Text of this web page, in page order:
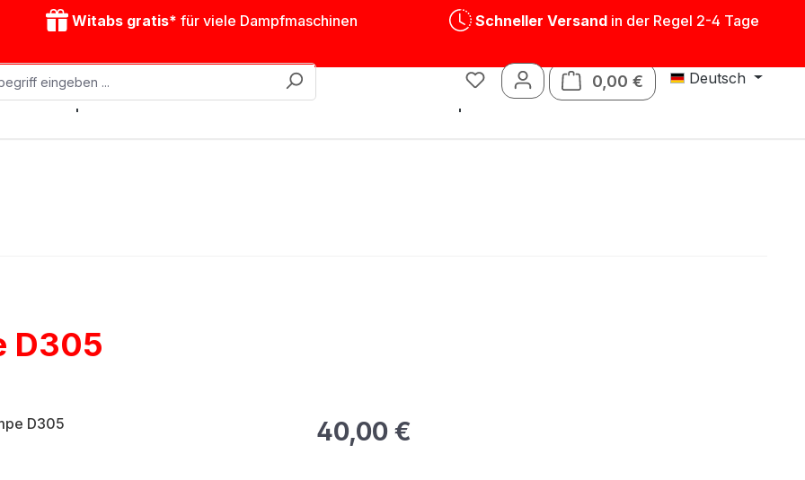
Witabs gratis* für viele Dampfmaschinen Schneller Versandin der Regel 2-4 Tage
0,00 € Warenkorb enthält 0
Deutsch
Dampfmaschinen Zubehör Antriebsmodelle Blechspielwaren Ersatzteile
D305
Regulärer Preis:
40,00 €